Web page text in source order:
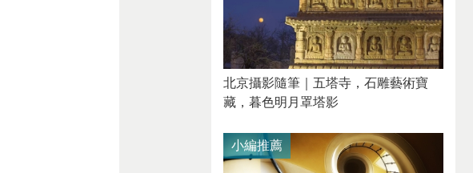
北京攝影隨筆｜​五塔寺，石雕藝術寶
藏，暮色明月罩塔影
小編推薦